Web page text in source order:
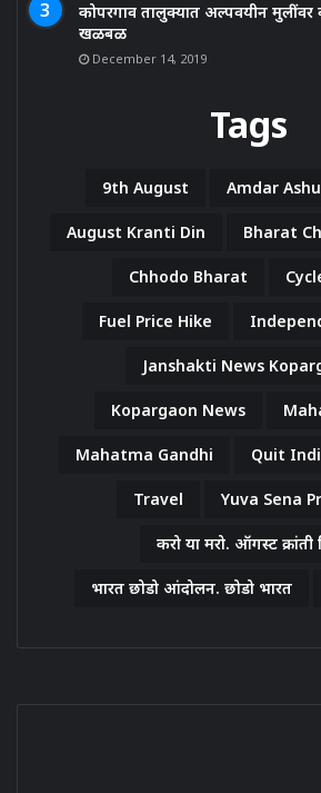
कोपरगाव तालुक्यात अल्पवयीन मुलींवर
खळबळ
December 14, 2019
Tags
9th August Amdar
August Kranti Din Bharat
Chhodo Bharat
Fuel Price Hike
Janshakti News
Kopargaon News
Mahatma Gandhi Quit
Travel Yuva Sena
करो या मरो. ऑगस्ट क्रांती
भारत छोडो आंदोलन. छोडो भारत